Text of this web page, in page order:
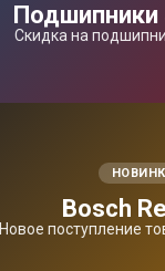
Подшипники
Скидка на
Bosсh
Новое поступление